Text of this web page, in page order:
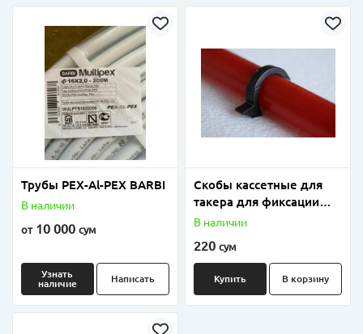
Трубы PEX-Al-PEX BARBI
В наличии
от10 000 сум
Узнать
наличие
Написать
Скобы кассетные для
такера для фиксации
труб напольного
В наличии
220 сум
Купить В корзину